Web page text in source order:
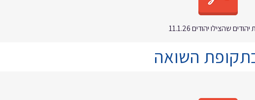
שהצילו יהודים 11.1.26
בתקופת השואה